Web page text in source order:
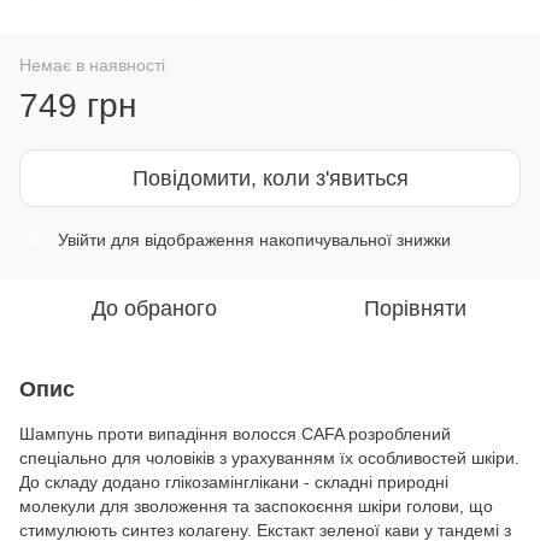
Немає в наявності
749 грн
Повідомити, коли з'явиться
Увійти для відображення накопичувальної знижки
До обраного Порівняти
Опис
Шампунь проти випадіння волосся CAFA розроблений
спеціально для чоловіків з урахуванням їх особливостей шкіри.
До складу додано глікозамінглікани - складні природні
молекули для зволоження та заспокоєння шкіри голови, що
стимулюють синтез колагену. Екстакт зеленої кави у тандемі з